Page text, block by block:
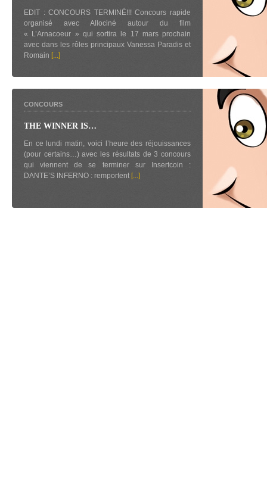
EDIT : CONCOURS TERMINÉ!!! Concours rapide
organisé avec Allociné autour du film
« L’Arnacoeur » qui sortira le 17 mars prochain
avec dans les rôles principaux Vanessa Paradis et
Romain [...]
CONCOURS
THE WINNER IS…
En ce lundi matin, voici l’heure des réjouissances
(pour certains…) avec les résultats de 3 concours
qui viennent de se terminer sur Insertcoin :
DANTE’S INFERNO : remportent [...]